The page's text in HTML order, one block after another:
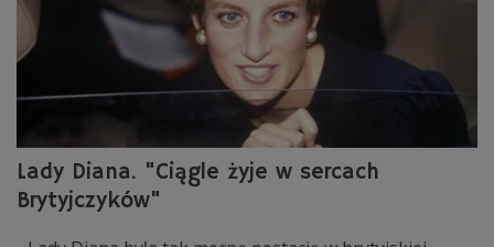
Lady Diana. "Ciągle żyje w sercach
Brytyjczyków"